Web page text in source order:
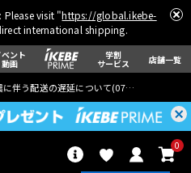
Please visit "https://global.ikebe-
international shipping.
ント
動画
学割
サービス 店舗一覧
に伴う配送の遅延について(07月29日
0